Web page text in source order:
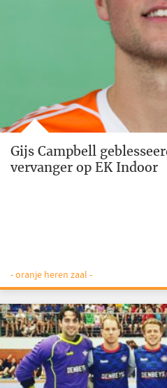
Gijs Campbell
vervanger op EK Indoor
- oranje heren zaal -